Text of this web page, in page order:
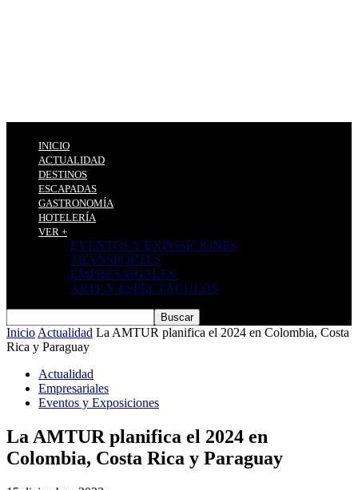
INICIO
ACTUALIDAD
DESTINOS
ESCAPADAS
GASTRONOMÍA
HOTELERÍA
VER +
EVENTOS Y EXPOSICIONES
TRANSPORTES
EMPRESARIALES
ARTE Y ESPECTÁCULOS
Inicio Actualidad La AMTUR planifica el 2024 en Colombia, Costa
Rica y Paraguay
Actualidad
Empresariales
Eventos y Exposiciones
La AMTUR planifica el 2024 en
Colombia, Costa Rica y Paraguay